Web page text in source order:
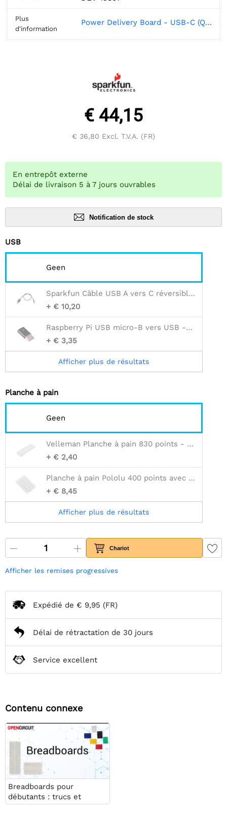
Plus
d'information
Power Delivery Board - USB-C (Qwiic) Hookup Guide - learn.sparkfun.com
€ 44,15
€ 36,80 Excl. T.V.A. (FR)
En entrepôt externe
Délai de livraison 5 à 7 jours ouvrables
Notification de stock
USB
Geen
Sparkfun Câble USB A vers C réversible - 0,3 m
+ € 10,20
Raspberry Pi USB micro-B vers USB -C (Noir)
+ € 3,35
Afficher plus de résultats
Planche à pain
Geen
Velleman Planche à pain 830 points - blanc
+ € 2,40
Planche à pain Pololu 400 points avec trous de montage
+ € 8,45
Afficher plus de résultats
Chariot
Afficher les remises progressives
Expédié de € 9,95 (FR)
Délai de rétractation de 30 jours
Service excellent
Contenu connexe
Breadboards pour
débutants : trucs et
astuces pour des projets